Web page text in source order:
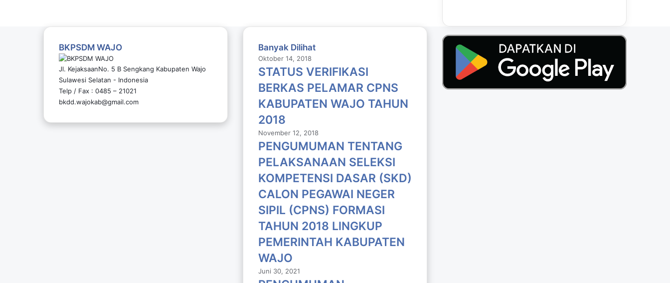
BKPSDM WAJO
Jl. KejaksaanNo. 5 B Sengkang Kabupaten Wajo
Sulawesi Selatan - Indonesia
Telp / Fax : 0485 – 21021
bkdd.wajokab@gmail.com
Banyak Dilihat
Oktober 14, 2018
STATUS VERIFIKASI
BERKAS PELAMAR CPNS
KABUPATEN WAJO TAHUN
2018
November 12, 2018
PENGUMUMAN TENTANG
PELAKSANAAN SELEKSI
KOMPETENSI DASAR (SKD)
CALON PEGAWAI NEGER
SIPIL (CPNS) FORMASI
TAHUN 2018 LlNGKUP
PEMERINTAH KABUPATEN
WAJO
Juni 30, 2021